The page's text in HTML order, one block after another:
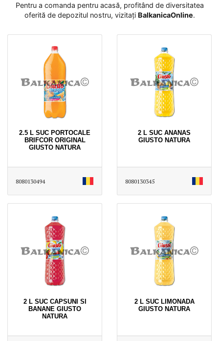
Pentru a comanda pentru acasă, profitând de diversitatea
oferită de depozitul nostru, vizitați BalkanicaOnline․
2.5 L SUC PORTOCALE
BRIFCOR ORIGINAL
GIUSTO NATURA
8080130494
2 L SUC ANANAS
GIUSTO NATURA
8080130345
2 L SUC CAPSUNI SI
BANANE GIUSTO
NATURA
2 L SUC LIMONADA
GIUSTO NATURA